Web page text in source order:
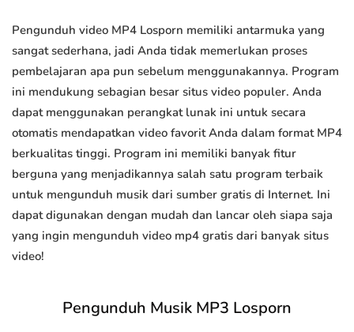
Pengunduh video MP4 Losporn memiliki antarmuka yang
sangat sederhana, jadi Anda tidak memerlukan proses
pembelajaran apa pun sebelum menggunakannya. Program
ini mendukung sebagian besar situs video populer. Anda
dapat menggunakan perangkat lunak ini untuk secara
otomatis mendapatkan video favorit Anda dalam format MP4
berkualitas tinggi. Program ini memiliki banyak fitur
berguna yang menjadikannya salah satu program terbaik
untuk mengunduh musik dari sumber gratis di Internet. Ini
dapat digunakan dengan mudah dan lancar oleh siapa saja
yang ingin mengunduh video mp4 gratis dari banyak situs
video!
Pengunduh Musik MP3 Losporn